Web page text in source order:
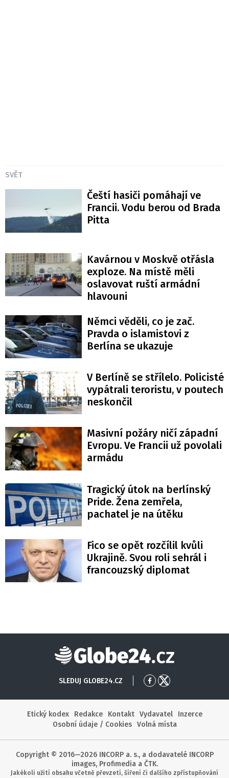
SVĚT
Čeští hasiči pomáhají ve
Francii. Vodu berou od Brada
Pitta
Kavárnou v Moskvě otřásla
exploze. Na místě měli
oslavovat ruští armádní
hlavouni
Němci věděli, co je zač.
Pravda o islamistovi z
Berlína se ukazuje
V Berlíně se střílelo. Policisté
vypátrali teroristu, v poutech
neskončil
Masivní požáry ničí západní
Evropu. Ve Francii už povolali
armádu
Tragický útok na berlínský
Pride. Žena zemřela,
pachatel je na útěku
Fico se opět rozčílil kvůli
Ukrajině. Svou roli sehrál i
francouzský diplomat
Globe24
SLEDUJ GLOBE24.CZ
Přejít
Facebook
Přejít
X
Etický kodex
Redakce Kontakt Vydavatel
Inzerce
Osobní údaje / Cookies
Volná místa
Copyright © 2016—2026 INCORP a. s., a dodavatelé INCORP
images, Profimedia a ČTK.
Jakékoli užití obsahu včetně převzetí, šíření či dalšího zpřístupňování